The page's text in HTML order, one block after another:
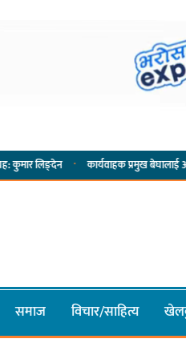
· कार्यवाहक प्रमुख बेघालाई अश्लील शब्द
समाज विचार/साहित्य